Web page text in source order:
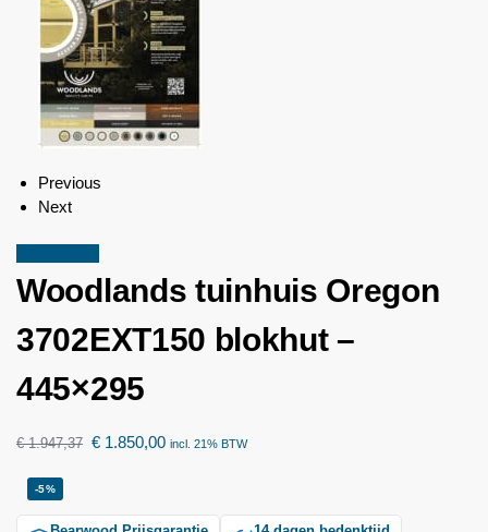
Previous
Next
Woodlands tuinhuis Oregon
3702EXT150 blokhut –
445×295
€1.947,37 € 1.850,00 incl. 21% BTW
-5%